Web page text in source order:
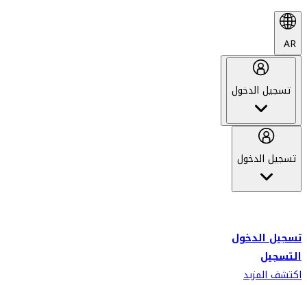
AR
تسجيل الدخول
تسجيل الدخول
تسجيل الدخول
التسجيل
اكتشف المزيد